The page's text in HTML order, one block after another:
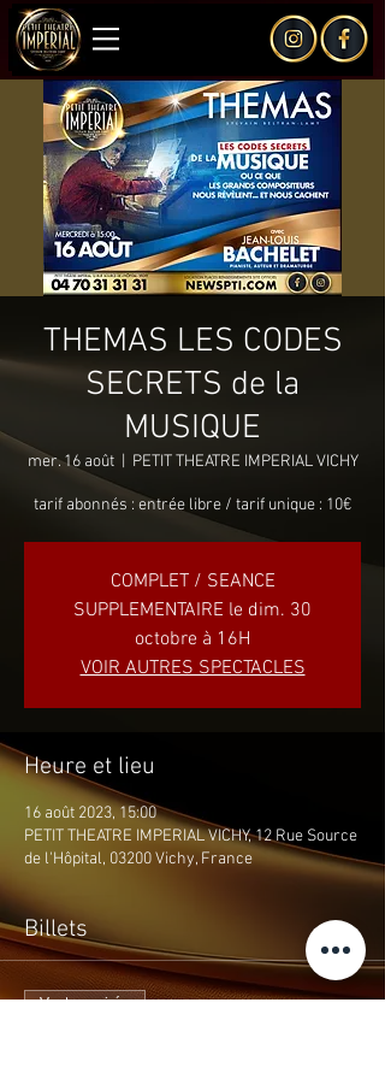
THEMAS LES CODES
SECRETS de la
MUSIQUE
mer. 16 août
  |
PETIT THEATRE IMPERIAL VICHY
tarif abonnés : entrée libre / tarif unique : 10€
COMPLET / SEANCE
SUPPLEMENTAIRE le dim. 30
octobre à 16H
VOIR AUTRES SPECTACLES
Heure et lieu
16 août 2023, 15:00
PETIT THEATRE IMPERIAL VICHY, 12 Rue Source
de l'Hôpital, 03200 Vichy, France
Billets
Vente expirée